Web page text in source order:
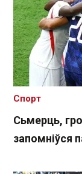
Сьмерць,
запомніўся
Спорт